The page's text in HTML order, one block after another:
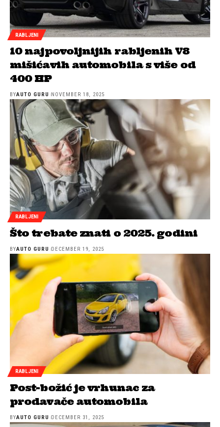
RABLJENI
10 najpovoljnijih rabljenih V8
mišićavih automobila s više od
400 HP
BYAUTO GURU NOVEMBER 18, 2025
RABLJENI
Što trebate znati o 2025. godini
BYAUTO GURU DECEMBER 19, 2025
RABLJENI
Post-božić je vrhunac za
prodavače automobila
BYAUTO GURU DECEMBER 31, 2025